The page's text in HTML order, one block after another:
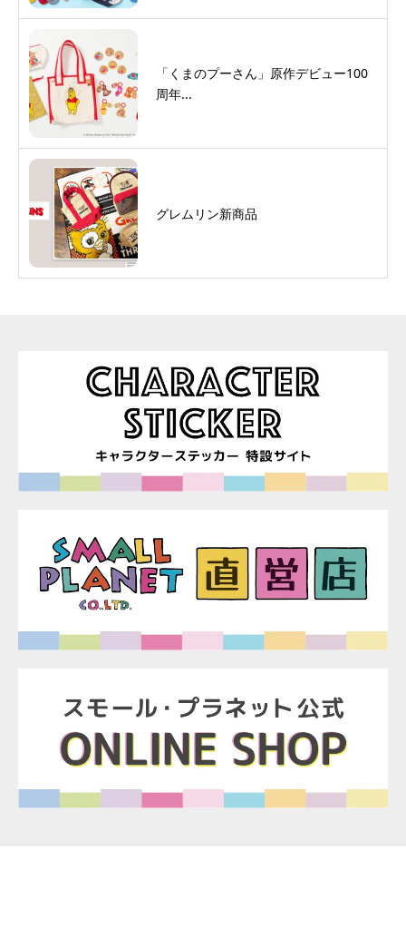
「くまのプーさん」原作デビュー100
周年...
グレムリン新商品